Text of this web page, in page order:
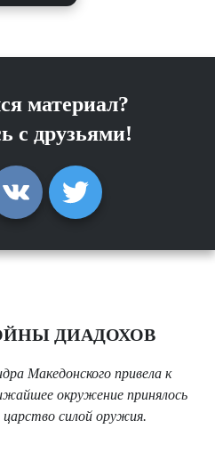
материал?
с друзьями!
ДИАДОХОВ
Македонского привела к
окружение принялось
царство силой оружия.